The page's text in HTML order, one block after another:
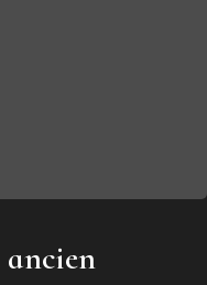
ancien